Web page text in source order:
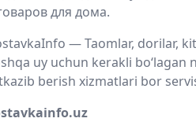
для дома.
— Taomlar, dorilar,
uy uchun kerakli bo‘lagan
berish xizmatlari bor